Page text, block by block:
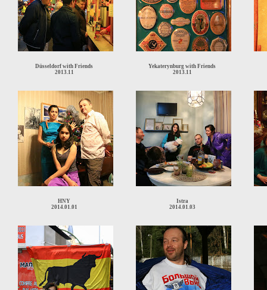
Düsseldorf with Friends
2013.11
Yekaterynburg with Friends
2013.11
HNY
2014.01.01
Istra
2014.01.03